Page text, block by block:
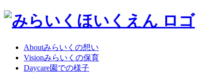
Aboutみらいくの想い
Visionみらいくの保育
Daycare園での様子